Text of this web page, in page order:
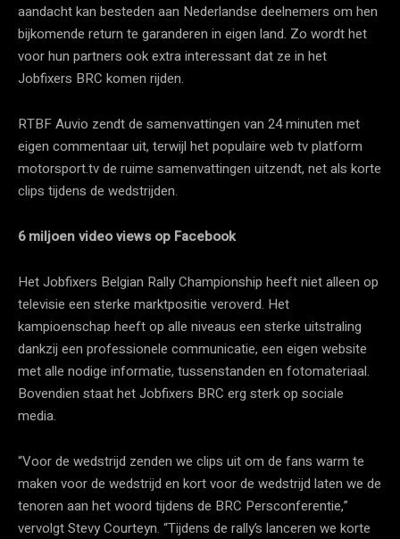
aandacht kan besteden aan Nederlandse deelnemers om hen
bijkomende return te garanderen in eigen land. Zo wordt het
voor hun partners ook extra interessant dat ze in het
Jobfixers BRC komen rijden.
RTBF Auvio zendt de samenvattingen van 24 minuten met
eigen commentaar uit, terwijl het populaire web tv platform
motorsport.tv de ruime samenvattingen uitzendt, net als korte
clips tijdens de wedstrijden.
6 miljoen video views op Facebook
Het Jobfixers Belgian Rally Championship heeft niet alleen op
televisie een sterke marktpositie veroverd. Het
kampioenschap heeft op alle niveaus een sterke uitstraling
dankzij een professionele communicatie, een eigen website
met alle nodige informatie, tussenstanden en fotomateriaal.
Bovendien staat het Jobfixers BRC erg sterk op sociale
media.
“Voor de wedstrijd zenden we clips uit om de fans warm te
maken voor de wedstrijd en kort voor de wedstrijd laten we de
tenoren aan het woord tijdens de BRC Persconferentie,”
vervolgt Stevy Courteyn. “Tijdens de rally’s lanceren we korte